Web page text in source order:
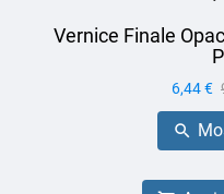
Vernice Finale
Prezzo
6,44 €
